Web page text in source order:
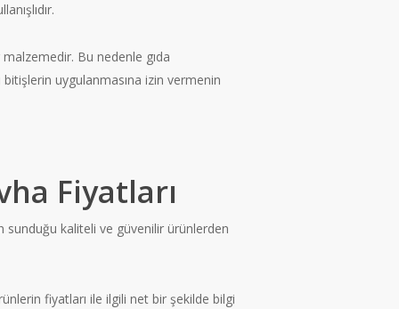
Bu nedenle gıda
bitişlerin uygulanmasına izin vermenin
Fiyatları
sunduğu kaliteli ve güvenilir ürünlerden
fiyatları ile ilgili net bir şekilde bilgi